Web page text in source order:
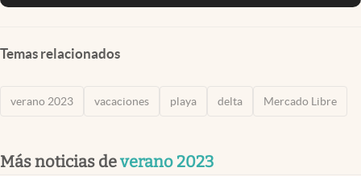
Temas relacionados
verano 2023 vacaciones playa delta Mercado Libre
Más noticias deverano 2023